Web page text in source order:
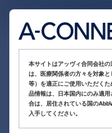
本サイトはアッヴィ合同会社
は、医療関係者の方々を対象
等）を適正にご使用いただく
品情報は、日本国内にのみ適
合は、居住されている国の
入手してください。